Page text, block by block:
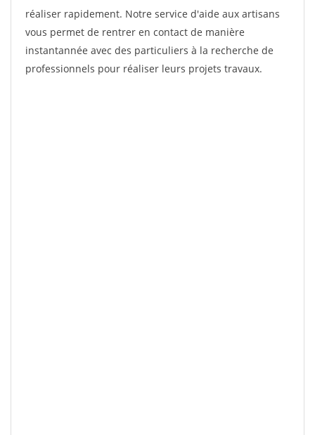
réaliser rapidement. Notre service d'aide aux artisans
vous permet de rentrer en contact de manière
instantannée avec des particuliers à la recherche de
professionnels pour réaliser leurs projets travaux.